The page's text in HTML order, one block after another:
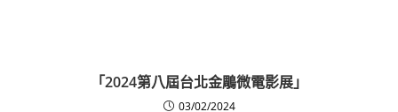
「2024第八屆台北金鵰微電影展」
03/02/2024